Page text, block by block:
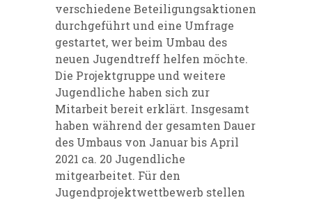
verschiedene Beteiligungsaktionen
durchgeführt und eine Umfrage
gestartet, wer beim Umbau des
neuen Jugendtreff helfen möchte.
Die Projektgruppe und weitere
Jugendliche haben sich zur
Mitarbeit bereit erklärt. Insgesamt
haben während der gesamten Dauer
des Umbaus von Januar bis April
2021 ca. 20 Jugendliche
mitgearbeitet. Für den
Jugendprojektwettbewerb stellen